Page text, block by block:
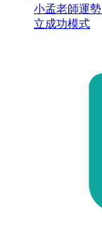
小孟老師運
立成功模式